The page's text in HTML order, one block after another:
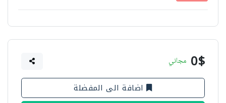
0$ مجاني
اضافة الى المفضلة